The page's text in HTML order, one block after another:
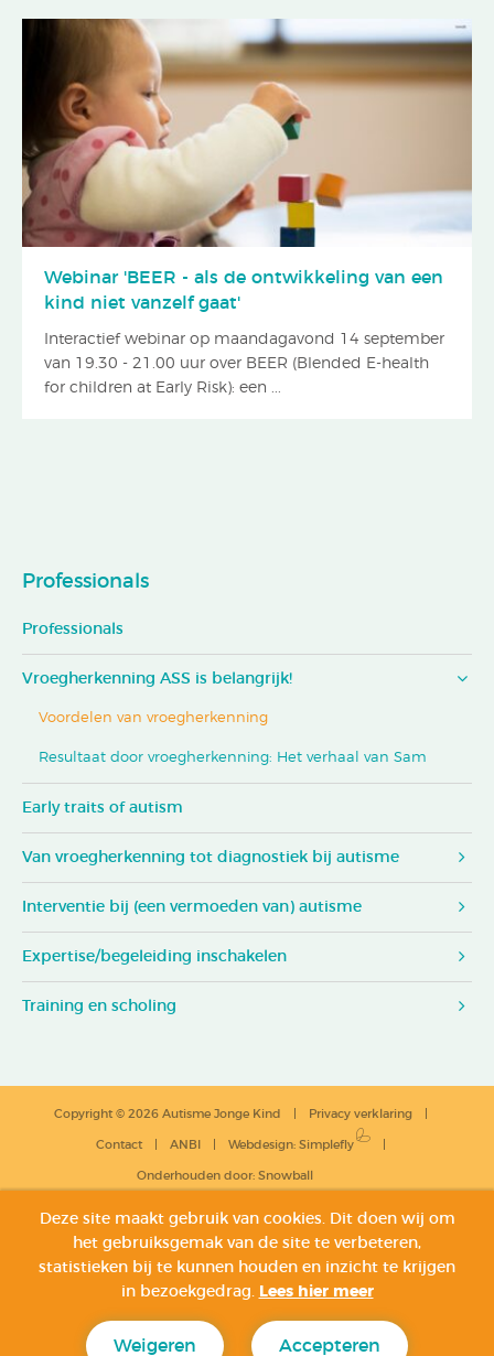
Webinar 'BEER - als de ontwikkeling van een
kind niet vanzelf gaat'
Interactief webinar op maandagavond 14 september
van 19.30 - 21.00 uur over BEER (Blended E-health
for children at Early Risk): een ...
Professionals
Professionals
Vroegherkenning ASS is belangrijk!
Voordelen van vroegherkenning
Resultaat door vroegherkenning: Het verhaal van Sam
Early traits of autism
Van vroegherkenning tot diagnostiek bij autisme
Interventie bij (een vermoeden van) autisme
Expertise/begeleiding inschakelen
Training en scholing
Copyright © 2026 Autisme Jonge Kind Privacy verklaring
Contact ANBI Webdesign: Simplefly
Onderhouden door: Snowball
Deze site maakt gebruik van cookies. Dit doen wij om
het gebruiksgemak van de site te verbeteren,
statistieken bij te kunnen houden en inzicht te krijgen
in bezoekgedrag. Lees hier meer
Weigeren Accepteren